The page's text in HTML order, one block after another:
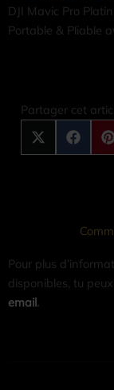
DJI Mavic Pro
Portable & Pliable
Partager cet
X
(Twitter)
Pour plus
disponibles, tu
email.